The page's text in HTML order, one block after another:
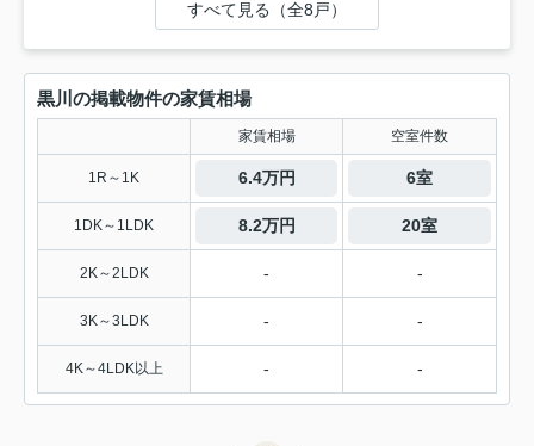
すべて見る（全8戸）
黒川の掲載物件の家賃相場
家賃相場 空室件数
1R～1K 6.4万円 6室
1DK～1LDK 8.2万円 20室
2K～2LDK - -
3K～3LDK - -
4K～4LDK以上 - -